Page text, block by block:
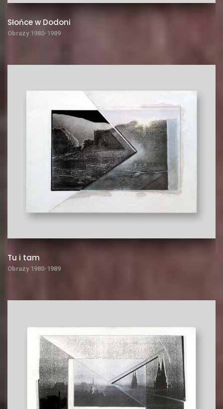
Słońce w Dodoni
Obrazy 1980-1989
Tu i tam
Obrazy 1980-1989